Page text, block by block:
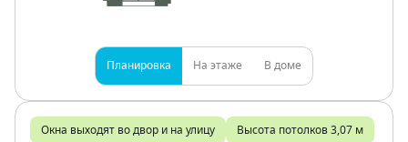
Планировка На этаже В доме
Окна выходят во двор и на улицу Высота потолков 3,07 м